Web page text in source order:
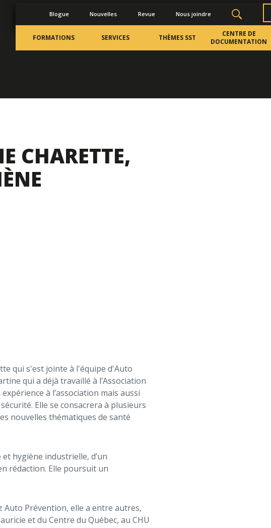
Blogue Nouvelles Revue Nous joindre
FORMATIONS SERVICES THÈMES SST
CENTRE DE
DOCUMENTATION
CHARETTE,
qui s'est jointe à l'équipe d'Auto
qui a déjà travaillé à l’Association
à l’association mais aussi
Elle se consacrera à plusieurs
nouvelles thématiques de santé
hygiène industrielle, d’un
rédaction. Elle poursuit un
Auto Prévention, elle a entre autres,
et du Centre du Québec, au CHU